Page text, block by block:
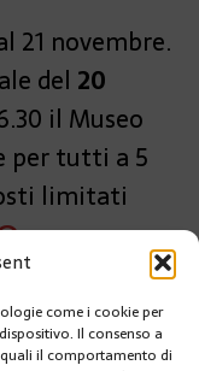
come i cookie per
Il consenso a
il comportamento di
21 novembre.
del 20
il Museo
per tutti a 5
limitati
o
98 98 80 06
ANTOINETTE DAL 2